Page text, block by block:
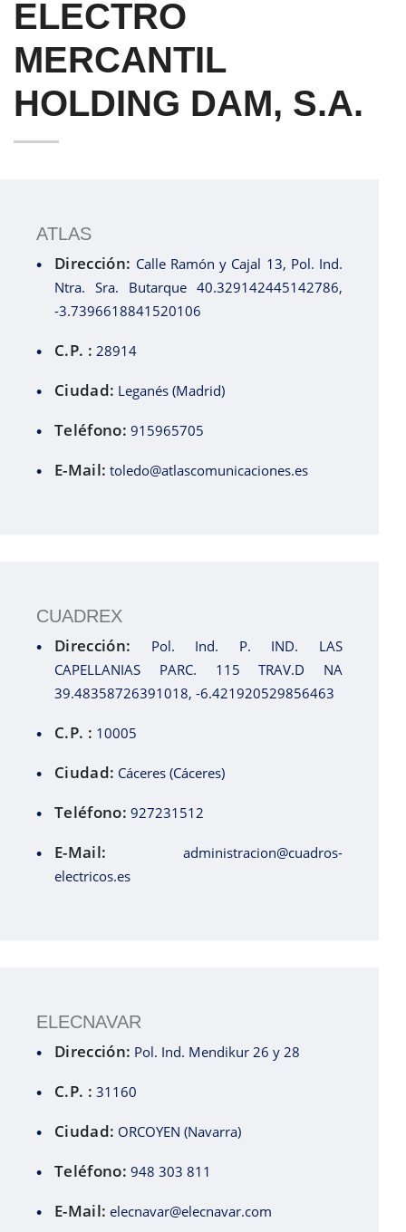
ELECTRO
MERCANTIL
HOLDING DAM, S.A.
ATLAS
Dirección: Calle Ramón y Cajal 13, Pol. Ind.
Ntra. Sra. Butarque 40.329142445142786,
-3.7396618841520106
C.P. : 28914
Ciudad: Leganés (Madrid)
Teléfono: 915965705
E-Mail: toledo@atlascomunicaciones.es
CUADREX
Dirección: Pol. Ind. P. IND. LAS
CAPELLANIAS PARC. 115 TRAV.D NA
39.48358726391018, -6.421920529856463
C.P. : 10005
Ciudad: Cáceres (Cáceres)
Teléfono: 927231512
E-Mail: administracion@cuadros-
electricos.es
ELECNAVAR
Dirección: Pol. Ind. Mendikur 26 y 28
C.P. : 31160
Ciudad: ORCOYEN (Navarra)
Teléfono: 948 303 811
E-Mail: elecnavar@elecnavar.com